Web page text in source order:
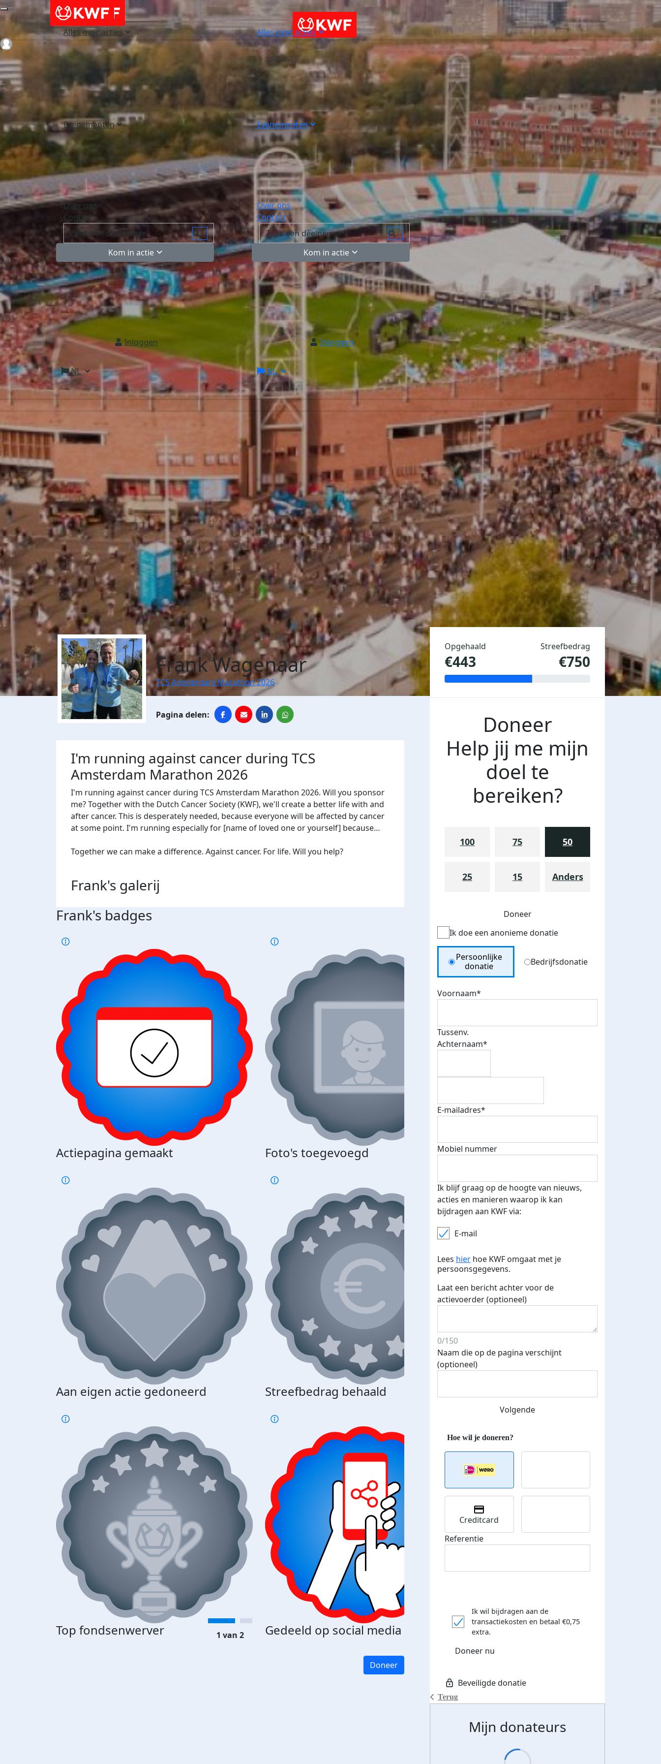
Alles over acties
Evenementen
Over ons
Contact
Kom in actie
Inloggen
NL
Alles over acties
Evenementen
Over ons
Contact
Kom in actie
Inloggen
NL
Login
Frank Wagenaar
TCS Amsterdam Marathon 2026
I'm running against cancer during TCS
Amsterdam Marathon 2026
I'm running against cancer during TCS Amsterdam Marathon 2026. Will you sponsor
me? Together with the Dutch Cancer Society (KWF), we'll create a better life with and
after cancer. This is desperately needed, because everyone will be affected by cancer
at some point. I'm running especially for [name of loved one or yourself] because…
Together we can make a difference. Against cancer. For life. Will you help?
Frank's galerij
Frank's badges
Actiepagina gemaakt Foto's toegevoegd E-mails verstuurd
Aan eigen actie gedoneerd Streefbedrag behaald
Top fondsenwerver Gedeeld op social media Donateurs bedankt
€500 euro opgehaald: t-shirt
1 van 2
Doneer
Opgehaald
€443
Streefbedrag
€750
Doneer
Help jij me mijn
doel te
bereiken?
100 75 50
25 15 Anders
Doneer
Ik doe een anonieme donatie
Donation Type
Persoonlijke
donatie
Bedrijfsdonatie
Voornaam*
Tussenv.
Achternaam*
E-mailadres*
Mobiel nummer
Ik blijf graag op de hoogte van nieuws,
acties en manieren waarop ik kan
bijdragen aan KWF via:
E-mail
Lees hier hoe KWF omgaat met je
persoonsgegevens.
Laat een bericht achter voor de
actievoerder (optioneel)
0/150
Naam die op de pagina verschijnt
(optioneel)
Volgende
Terug
Creditcard
Referentie
Ik wil bijdragen aan de
transactiekosten en betaal €0,75
extra.
Doneer nu
Mijn donateurs